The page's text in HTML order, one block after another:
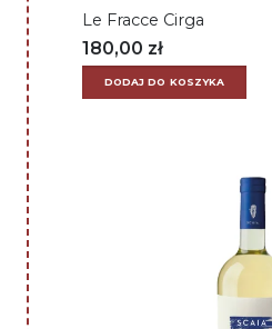
Le Fracce Cirga
180,00 zł
DODAJ DO KOSZYKA